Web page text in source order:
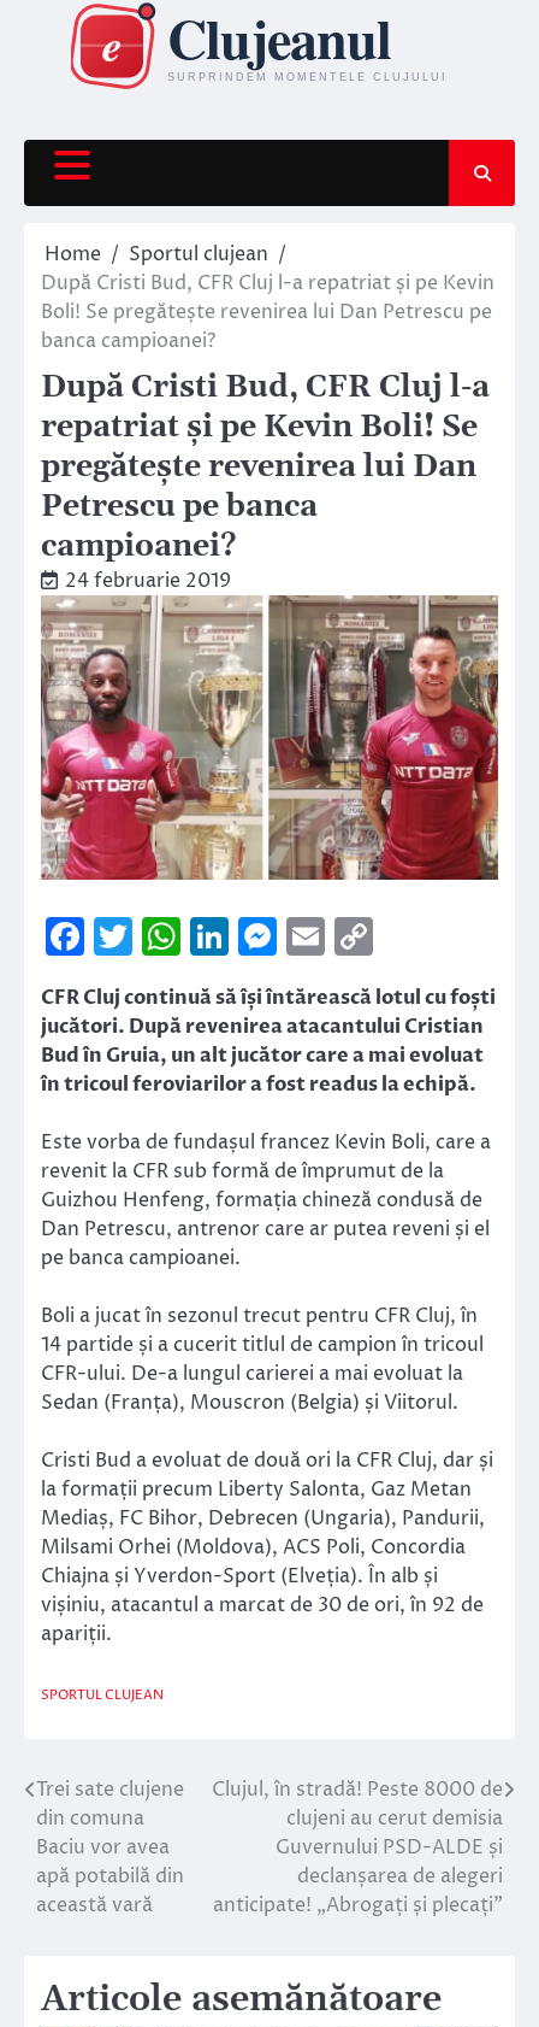
content
Home
Sportul clujean
După Cristi Bud, CFR Cluj l-a repatriat și pe Kevin
Boli! Se pregătește revenirea lui Dan Petrescu pe
banca campioanei?
După Cristi Bud, CFR Cluj l-a
repatriat și pe Kevin Boli! Se
pregătește revenirea lui Dan
Petrescu pe banca
campioanei?
24 februarie 2019
Facebook
Twitter
WhatsApp
LinkedIn
Messenger
Email
Link
CFR Cluj continuă să își întărească lotul cu foști
jucători. După revenirea atacantului Cristian
Bud în Gruia, un alt jucător care a mai evoluat
în tricoul feroviarilor a fost readus la echipă.
Este vorba de fundașul francez Kevin Boli, care a
revenit la CFR sub formă de împrumut de la
Guizhou Henfeng, formația chineză condusă de
Dan Petrescu, antrenor care ar putea reveni și el
pe banca campioanei.
Boli a jucat în sezonul trecut pentru CFR Cluj, în
14 partide și a cucerit titlul de campion în tricoul
CFR-ului. De-a lungul carierei a mai evoluat la
Sedan (Franța), Mouscron (Belgia) și Viitorul.
Cristi Bud a evoluat de două ori la CFR Cluj, dar și
la formații precum Liberty Salonta, Gaz Metan
Mediaș, FC Bihor, Debrecen (Ungaria), Pandurii,
Milsami Orhei (Moldova), ACS Poli, Concordia
Chiajna și Yverdon-Sport (Elveția). În alb și
vișiniu, atacantul a marcat de 30 de ori, în 92 de
apariții.
SPORTUL CLUJEAN
Navigare
în
articole
Trei sate clujene
din comuna
Baciu vor avea
apă potabilă din
această vară
Clujul, în stradă! Peste 8000 de
clujeni au cerut demisia
Guvernului PSD-ALDE și
declanșarea de alegeri
anticipate! „Abrogați și plecați”
Articole asemănătoare